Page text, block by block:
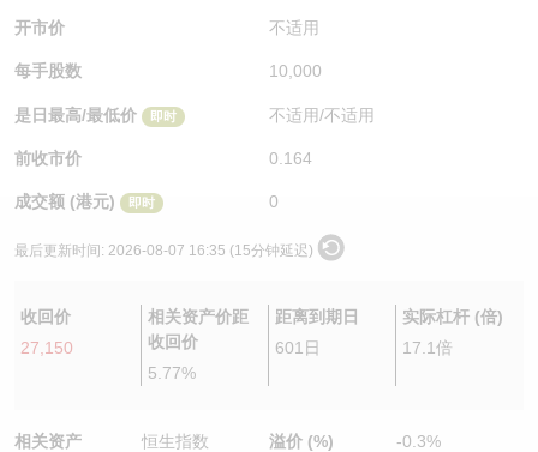
开市价 不适用
每手股数 10,000
是日最高/最低价 即时 不适用/不适用
前收市价 0.164
成交额 (港元) 即时 0
最后更新时间: 2026-08-07 16:35 (15分钟延迟)
收回价
27,150
相关资产价距
收回价
5.77%
距离到期日
601日
实际杠杆 (倍)
17.1倍
相关资产 恒生指数 溢价 (%) -0.3%
认股证速算机
认股证/牛熊证日志
认股证文件及公告
已收回牛熊证剩余价值
牛熊证到期结算价查找
牛熊证分析仪
牛熊证文件及公告
三十大平均引伸波幅
相关资产沽空
中资ETFs溢价比较
AH 股价对照
认股证牛熊证常问问题